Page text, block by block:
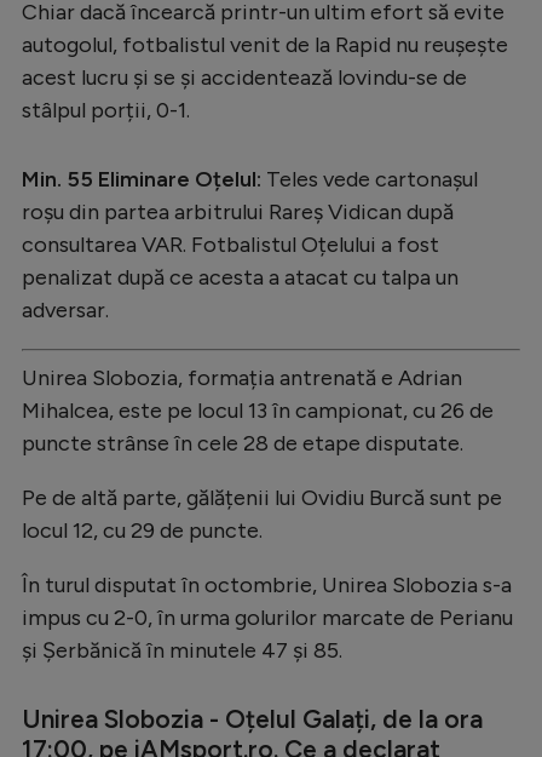
Chiar dacă încearcă printr-un ultim efort să evite
autogolul, fotbalistul venit de la Rapid nu reușește
acest lucru și se și accidentează lovindu-se de
stâlpul porții, 0-1.
Min. 55 Eliminare Oțelul: Teles vede cartonașul
roșu din partea arbitrului Rareș Vidican după
consultarea VAR. Fotbalistul Oțelului a fost
penalizat după ce acesta a atacat cu talpa un
adversar.
Unirea Slobozia, formația antrenată e Adrian
Mihalcea, este pe locul 13 în campionat, cu 26 de
puncte strânse în cele 28 de etape disputate.
Pe de altă parte, gălățenii lui Ovidiu Burcă sunt pe
locul 12, cu 29 de puncte.
În turul disputat în octombrie, Unirea Slobozia s-a
impus cu 2-0, în urma golurilor marcate de Perianu
și Șerbănică în minutele 47 și 85.
Unirea Slobozia - Oțelul Galați, de la ora
17:00, pe iAMsport.ro. Ce a declarat